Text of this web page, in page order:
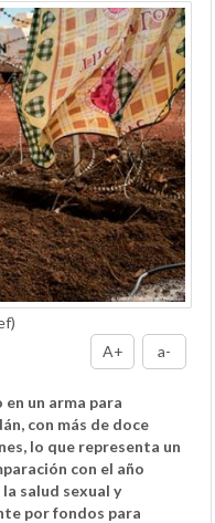
A+
a-
un arma para
con más de doce
lo que representa un
con el año
salud sexual y
por fondos para